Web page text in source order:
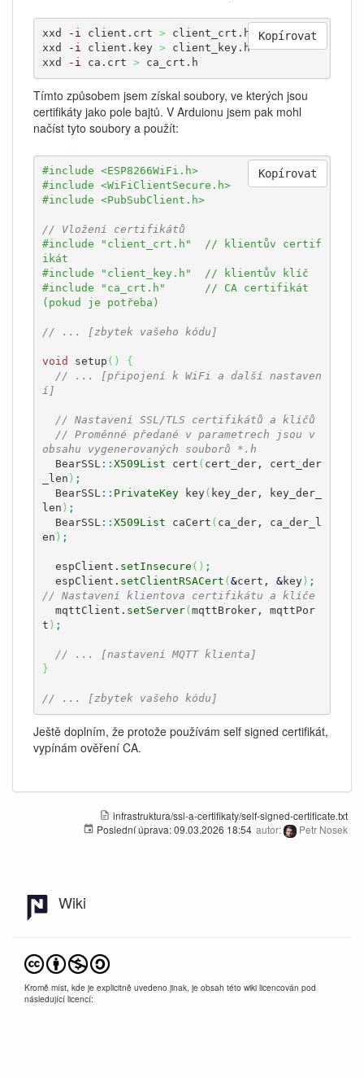
xxd -i client.crt > client_crt.h
xxd
-i client.key > client_key.h
xxd
-i ca.crt > ca_crt.h
Kopírovat
Tímto způsobem jsem získal soubory, ve kterých jsou
certifikáty jako pole bajtů. V Arduionu jsem pak mohl
načíst tyto soubory a použít:
#include <ESP8266WiFi.h>
#include <WiFiClientSecure.h>
#include <PubSubClient.h>
// Vložení certifikátů
#include "client_crt.h"  // klientův certif
ikát
#include "client_key.h"  // klientův klíč
#include "ca_crt.h"      // CA certifikát
(pokud je potřeba)
// ... [zbytek vašeho kódu]
void setup ( )
{
// ... [připojení k WiFi a další nastaven
í]
// Nastavení SSL/TLS certifikátů a klíčů
// Proměnné předané v parametrech jsou v
obsahu vygenerovaných souborů *.h
  BearSSL
:: X509List cert ( cert_der, cert_der
_len ) ;
  BearSSL
:: PrivateKey key( key_der, key_der_
len ) ;
  BearSSL
:: X509List caCert ( ca_der, ca_der_l
en ) ;
  espClient.
setInsecure ( ) ;
  espClient.
setClientRSACert ( &cert, &key) ;
// Nastavení klientova certifikátu a klíče
  mqttClient.
setServer( mqttBroker, mqttPor
t ) ;
// ... [nastavení MQTT klienta]
}
// ... [zbytek vašeho kódu]
Kopírovat
Ještě doplním, že protože používám self signed certifikát,
vypínám ověření CA.
infrastruktura/ssl-a-certifikaty/self-signed-certificate.txt
Poslední úprava:09.03.2026 18:54 autor: Petr Nosek
Wiki
Kromě míst, kde je explicitně uvedeno jinak, je obsah této wiki licencován pod
následující licencí: